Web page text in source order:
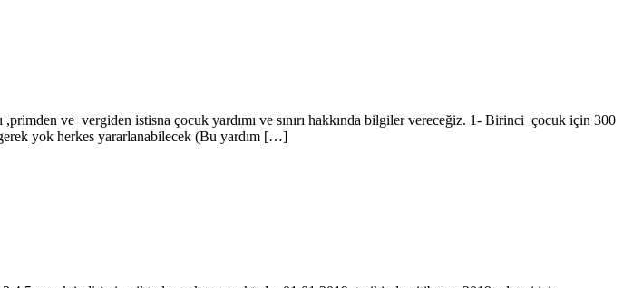
ve vergiden istisna çocuk yardımı ve sınırı hakkında bilgiler vereceğiz. 1- Birinci çocuk için 300
yok herkes yararlanabilecek (Bu yardım […]